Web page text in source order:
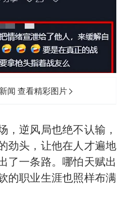
闻 查看精彩图片
，逆风局也绝不认输，
劲头，让他在人才遍地
了一条路。哪怕天赋出
的职业生涯也照样布满